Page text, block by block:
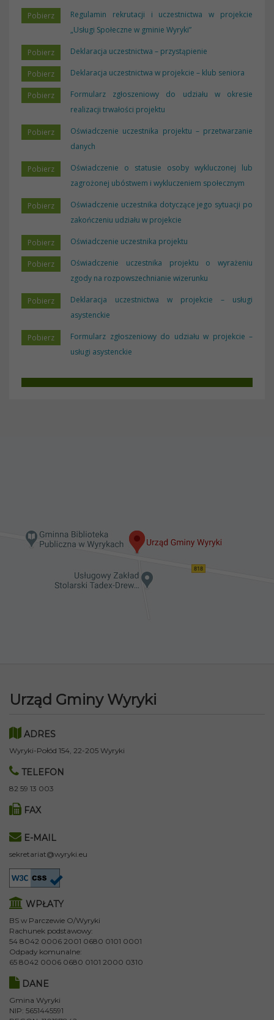
Regulamin rekrutacji i uczestnictwa w projekcie
„Usługi Społeczne w gminie Wyryki”
Deklaracja uczestnictwa – przystąpienie
Deklaracja uczestnictwa w projekcie – klub seniora
Formularz zgłoszeniowy do udziału w okresie
realizacji trwałości projektu
Oświadczenie uczestnika projektu – przetwarzanie
danych
Oświadczenie o statusie osoby wykluczonej lub
zagrożonej ubóstwem i wykluczeniem społecznym
Oświadczenie uczestnika dotyczące jego sytuacji po
zakończeniu udziału w projekcie
Oświadczenie uczestnika projektu
Oświadczenie uczestnika projektu o wyrażeniu
zgody na rozpowszechnianie wizerunku
Deklaracja uczestnictwa w projekcie – usługi
asystenckie
Formularz zgłoszeniowy do udziału w projekcie –
usługi asystenckie
Urząd Gminy Wyryki
ADRES
Wyryki-Połód 154, 22-205 Wyryki
TELEFON
82 59 13 003
FAX
E-MAIL
sekretariat@wyryki.eu
WPŁATY
BS w Parczewie O/Wyryki
Rachunek podstawowy:
54 8042 0006 2001 0680 0101 0001
Odpady komunalne:
65 8042 0006 0680 0101 2000 0310
DANE
Gmina Wyryki
NIP: 5651445591